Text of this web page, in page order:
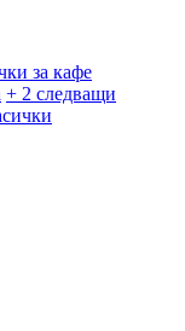
за кафе
+ 2 следващи